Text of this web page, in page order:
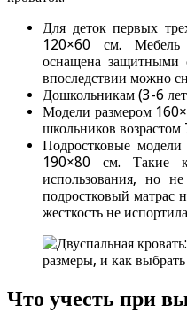
Для деток первых
120×60 см. Мебель
оснащена защитными
впоследствии можно
Дошкольникам (3-6
Модели размером
школьников возрастом
Подростковые
190×80 см. Такие
использования, но
подростковый матрас
жесткость не
Что учесть при